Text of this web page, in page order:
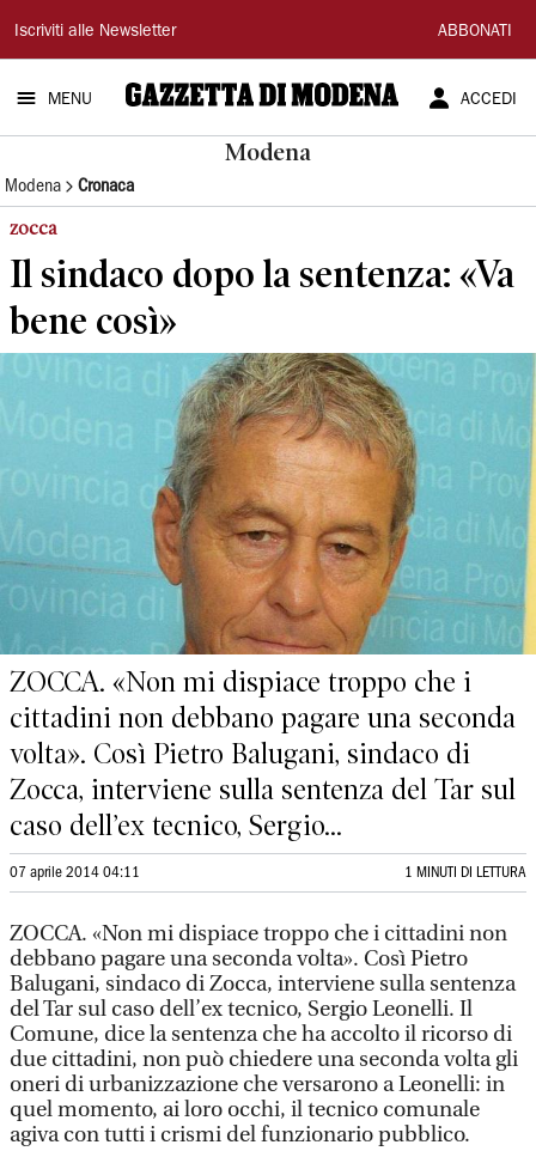
Gazzetta
di
Modena
Iscriviti alle Newsletter ABBONATI
MENU ACCEDI
Modena
Modena Cronaca
zocca
Il sindaco dopo la sentenza: «Va
bene così»
ZOCCA. «Non mi dispiace troppo che i
cittadini non debbano pagare una seconda
volta». Così Pietro Balugani, sindaco di
Zocca, interviene sulla sentenza del Tar sul
caso dell’ex tecnico, Sergio...
07 aprile 2014 04:11 1 MINUTI DI LETTURA
ZOCCA. «Non mi dispiace troppo che i cittadini non
debbano pagare una seconda volta». Così Pietro
Balugani, sindaco di Zocca, interviene sulla sentenza
del Tar sul caso dell’ex tecnico, Sergio Leonelli. Il
Comune, dice la sentenza che ha accolto il ricorso di
due cittadini, non può chiedere una seconda volta gli
oneri di urbanizzazione che versarono a Leonelli: in
quel momento, ai loro occhi, il tecnico comunale
agiva con tutti i crismi del funzionario pubblico.